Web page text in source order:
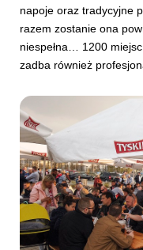
napoje oraz tradycyjne
razem zostanie ona
niespełna… 1200
zadba również